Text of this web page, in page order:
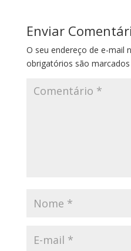
Enviar
O seu endereço de e-mail
obrigatórios são